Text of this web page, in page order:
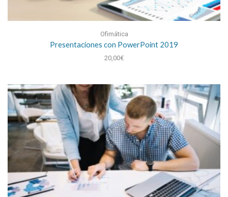
Ofimática
Presentaciones con PowerPoint 2019
20,00€